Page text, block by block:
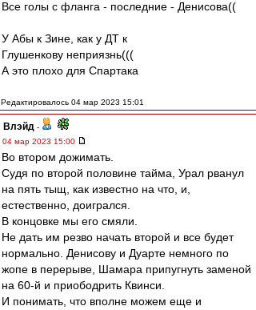
Все голы с фланга - последние - Денисова((
У Абы к Зине, как у ДТ к
Глушенкову неприязнь(((
А это плохо для Спартака
Редактировалось 04 мар 2023 15:01
Влэйд -
04 мар 2023 15:00
Во втором дожимать.
Судя по второй половине тайма, Урал рванул
на пять тыщ, как известно на что, и,
естественно, доигрался.
В концовке мы его смяли.
Не дать им резво начать второй и все будет
нормально. Денисову и Дуарте немного по
жопе в перерыве, Шамара припугнуть заменой
на 60-й и приободрить Квинси.
И понимать, что вполне можем еще и